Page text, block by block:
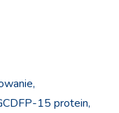
15 protein,